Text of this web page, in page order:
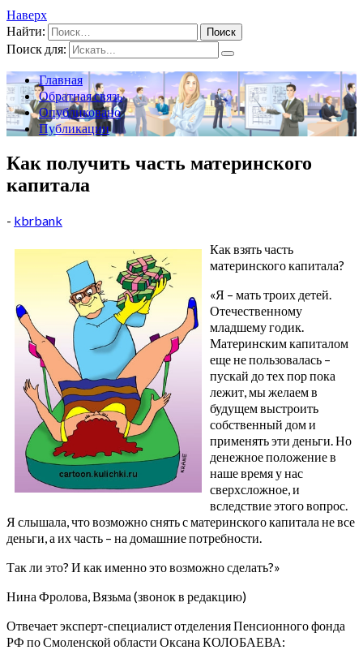
Наверх
Найти:
Поиск для:
Главная
Обратная связь
Опубликовано
Публикации
Как получить часть материнского
капитала
- kbrbank
Как взять часть
материнского капитала?
«Я – мать троих детей.
Отечественному
младшему годик.
Материнским капиталом
еще не пользовалась –
пускай до тех пор пока
лежит, мы желаем в
будущем выстроить
собственный дом и
применять эти деньги. Но
денежное положение в
наше время у нас
сверхсложное, и
вследствие этого вопрос.
Я слышала, что возможно снять с материнского капитала не все
деньги, а их часть – на домашние потребности.
Так ли это? И как именно это возможно сделать?»
Нина Фролова, Вязьма (звонок в редакцию)
Отвечает эксперт-специалист отделения Пенсионного фонда
РФ по Смоленской области Оксана КОЛОБАЕВА: